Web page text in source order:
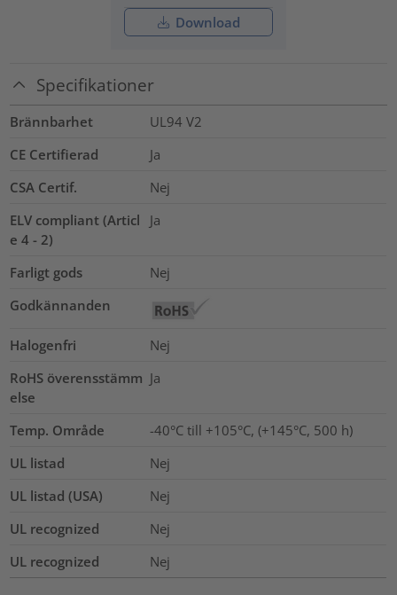
Download
Specifikationer
Brännbarhet
UL94 V2
CE Certifierad
Ja
CSA Certif.
Nej
ELV compliant (Articl
e 4 - 2)
Ja
Farligt gods
Nej
Godkännanden
Halogenfri
Nej
RoHS överensstämm
else
Ja
Temp. Område
-40°C till +105°C, (+145°C, 500 h)
UL listad
Nej
UL listad (USA)
Nej
UL recognized
Nej
UL recognized
Nej